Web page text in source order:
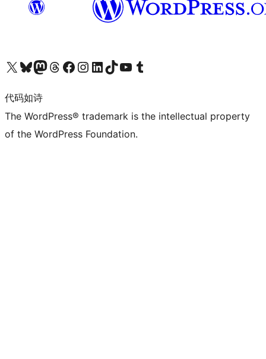
关注我们的 X（原 Twitter）账号访问我们的 Bluesky 账号关注我们的 Mastodon 账号访问我们的 Threads 账号 访问我们的 Facebook 公共主页关注我们的 Instagram 账号 关注我们的 LinkedIn 主页访问我们的 TikTok 账号访问我们的 YouTube 频道 访问我们的 Tumblr 账号
代码如诗
The WordPress® trademark is the intellectual property
of the WordPress Foundation.